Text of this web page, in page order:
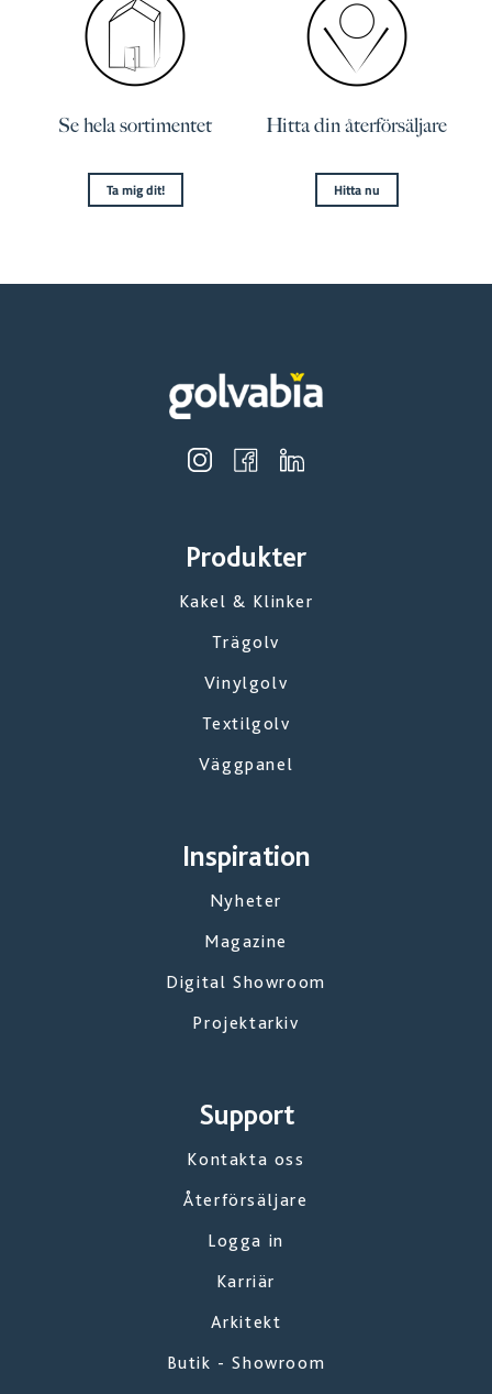
Se hela sortimentet
Ta mig dit!
Hitta din återförsäljare
Hitta nu
Produkter
Kakel & Klinker
Trägolv
Vinylgolv
Textilgolv
Väggpanel
Inspiration
Nyheter
Magazine
Digital Showroom
Projektarkiv
Support
Kontakta oss
Återförsäljare
Logga in
Karriär
Arkitekt
Butik - Showroom